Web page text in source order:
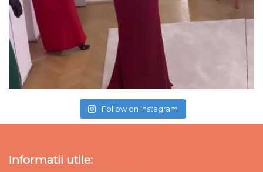
Follow on Instagram
Informatii utile: